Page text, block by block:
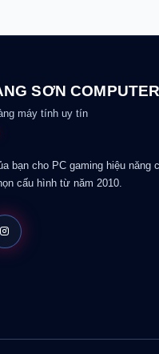
SƠN COMPUTER
máy tính uy tín
bạn cho PC gaming hiệu năng
cấu hình từ năm 2010.